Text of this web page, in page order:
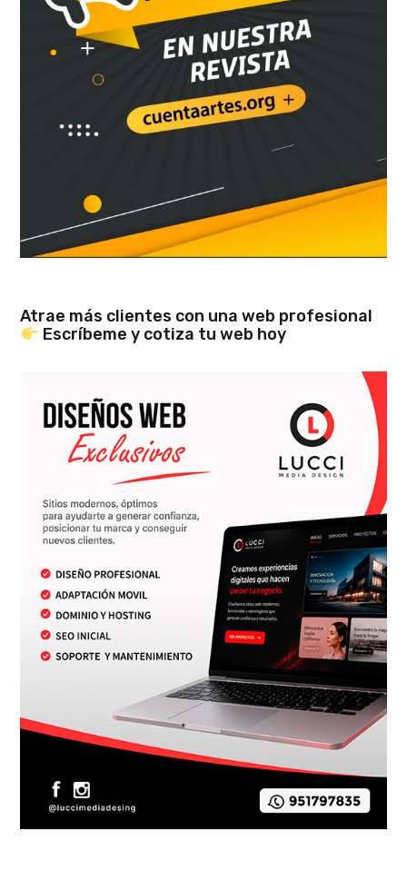
Atrae más clientes con una web profesional
Escríbeme y cotiza tu web hoy